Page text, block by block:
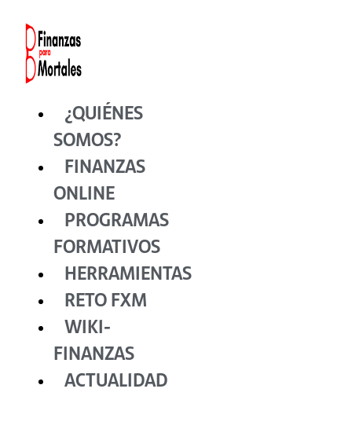
contenido
¿QUIÉNES
SOMOS?
FINANZAS
ONLINE
PROGRAMAS
FORMATIVOS
HERRAMIENTAS
RETO FXM
WIKI-
FINANZAS
ACTUALIDAD